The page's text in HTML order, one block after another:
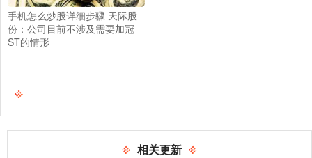
手机怎么炒股详细步骤 天际股
份：公司目前不涉及需要加冠
ST的情形
相关更新